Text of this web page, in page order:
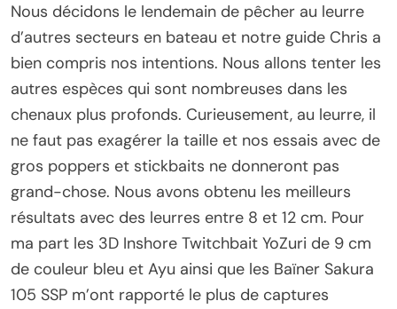
Nous décidons le lendemain de pêcher au leurre
d’autres secteurs en bateau et notre guide Chris a
bien compris nos intentions. Nous allons tenter les
autres espèces qui sont nombreuses dans les
chenaux plus profonds. Curieusement, au leurre, il
ne faut pas exagérer la taille et nos essais avec de
gros poppers et stickbaits ne donneront pas
grand-chose. Nous avons obtenu les meilleurs
résultats avec des leurres entre 8 et 12 cm. Pour
ma part les 3D Inshore Twitchbait YoZuri de 9 cm
de couleur bleu et Ayu ainsi que les Baïner Sakura
105 SSP m’ont rapporté le plus de captures